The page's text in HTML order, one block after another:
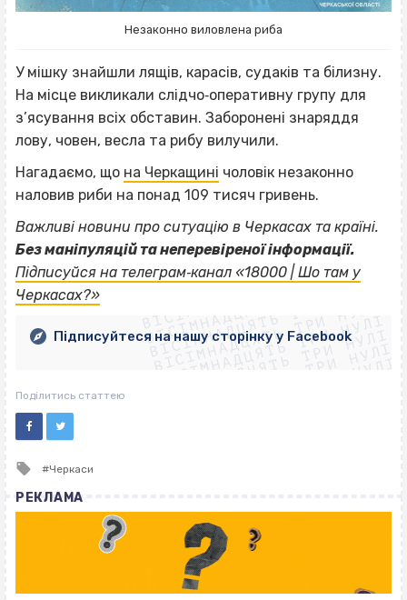
Незаконно виловлена риба
У мішку знайшли лящів, карасів, судаків та білизну.
На місце викликали слідчо‐оперативну групу для
з’ясування всіх обставин. Заборонені знаряддя
лову, човен, весла та рибу вилучили.
Нагадаємо, що на Черкащині чоловік незаконно
наловив риби на понад 109 тисяч гривень.
Важливі новини про ситуацію в Черкасах та країні.
Без маніпуляцій та неперевіреної інформації.
Підписуйся на телеграм‐канал «18000 | Шо там у
Черкасах?»
ВІСІМНАДЦЯТЬ ТРИ НУЛІ
ВІСІМНАДЦЯТЬ ТРИ НУЛІ
ВІСІМНАДЦЯТЬ ТРИ НУЛІ
ВІСІМНАДЦЯТЬ ТРИ НУЛІ
ВІСІМНАДЦЯТЬ ТРИ НУЛІ
ВІСІМНАДЦЯТЬ ТРИ НУЛІ
ВІСІМНАДЦЯТЬ ТРИ НУЛІ
ВІСІМНАДЦЯТЬ ТРИ НУЛІ
Підписуйтеся на нашу сторінку у Facebook
Поділитись статтею
Tagged
Черкаси
РЕКЛАМА